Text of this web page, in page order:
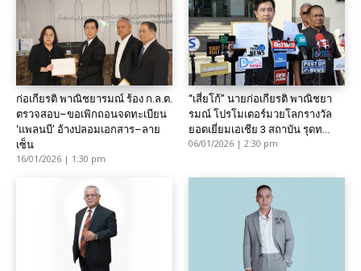
ก่อเกียรติ พาณิชยารมณ์ ร้อง ก.ล.ต.
ตรวจสอบ–ขอเพิกถอนจดทะเบียน
‘แพลนบี’ อ้างปลอมเอกสาร–ลาย
เซ็น
16/01/2026 | 1:30 pm
“เสี่ยโก้” นายก่อเกียรติ พาณิชยา
รมณ์ โปรโมเตอร์มวยโลกรางวัล
ยอดเยี่ยมเอเชีย 3 สถาบัน รุดท...
06/01/2026 | 2:30 pm